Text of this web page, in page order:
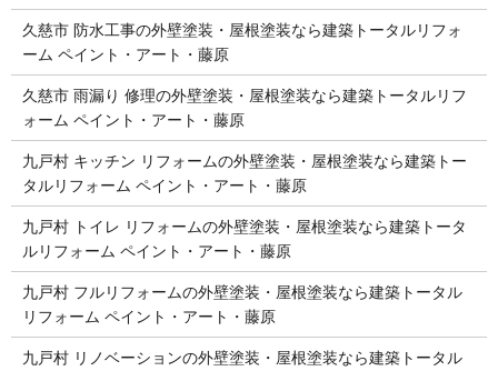
久慈市 防水工事の外壁塗装・屋根塗装なら建築トータルリフォ
ーム ペイント・アート・藤原
久慈市 雨漏り 修理の外壁塗装・屋根塗装なら建築トータルリフ
ォーム ペイント・アート・藤原
九戸村 キッチン リフォームの外壁塗装・屋根塗装なら建築トー
タルリフォーム ペイント・アート・藤原
九戸村 トイレ リフォームの外壁塗装・屋根塗装なら建築トータ
ルリフォーム ペイント・アート・藤原
九戸村 フルリフォームの外壁塗装・屋根塗装なら建築トータル
リフォーム ペイント・アート・藤原
九戸村 リノベーションの外壁塗装・屋根塗装なら建築トータル